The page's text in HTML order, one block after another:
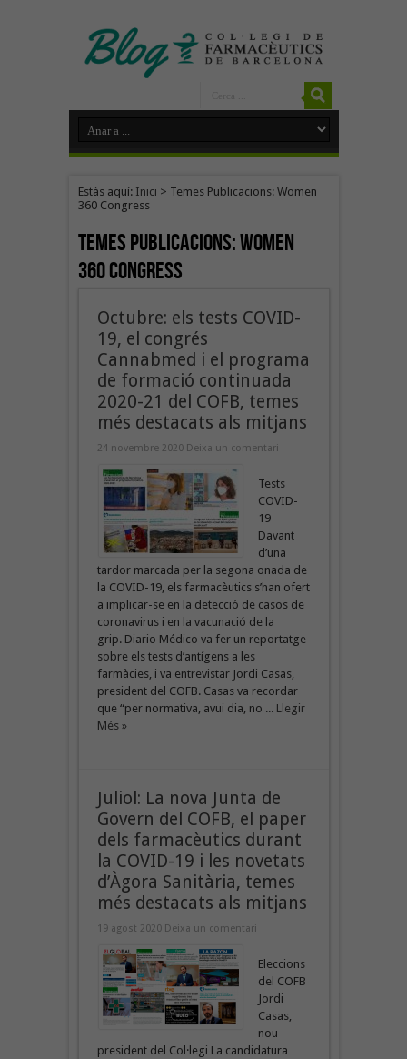
Estàs aquí: Inici > Temes Publicacions: Women
360 Congress
Temes Publicacions:Women
360 Congress
Octubre: els tests COVID-
19, el congrés
Cannabmed i el programa
de formació continuada
2020-21 del COFB, temes
més destacats als mitjans
24 novembre 2020 Deixa un comentari
Tests
COVID-
19
Davant
d’una
tardor marcada per la segona onada de
la COVID-19, els farmacèutics s’han ofert
a implicar-se en la detecció de casos de
coronavirus i en la vacunació de la
grip. Diario Médico va fer un reportatge
sobre els tests d’antígens a les
farmàcies, i va entrevistar Jordi Casas,
president del COFB. Casas va recordar
que “per normativa, avui dia, no ... Llegir
Més »
Juliol: La nova Junta de
Govern del COFB, el paper
dels farmacèutics durant
la COVID-19 i les novetats
d’Àgora Sanitària, temes
més destacats als mitjans
19 agost 2020 Deixa un comentari
Eleccions
del COFB
Jordi
Casas,
nou
president del Col·legi La candidatura